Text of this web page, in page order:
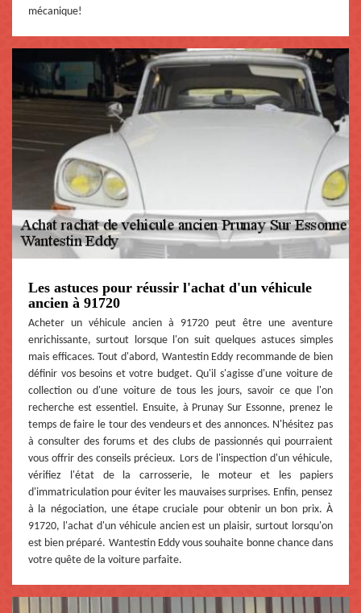
mécanique!
Les astuces pour réussir l'achat d'un véhicule
ancien à 91720
Acheter un véhicule ancien à 91720 peut être une aventure
enrichissante, surtout lorsque l'on suit quelques astuces simples
mais efficaces. Tout d'abord, Wantestin Eddy recommande de bien
définir vos besoins et votre budget. Qu'il s'agisse d'une voiture de
collection ou d'une voiture de tous les jours, savoir ce que l'on
recherche est essentiel. Ensuite, à Prunay Sur Essonne, prenez le
temps de faire le tour des vendeurs et des annonces. N'hésitez pas
à consulter des forums et des clubs de passionnés qui pourraient
vous offrir des conseils précieux. Lors de l'inspection d'un véhicule,
vérifiez l'état de la carrosserie, le moteur et les papiers
d'immatriculation pour éviter les mauvaises surprises. Enfin, pensez
à la négociation, une étape cruciale pour obtenir un bon prix. À
91720, l'achat d'un véhicule ancien est un plaisir, surtout lorsqu'on
est bien préparé. Wantestin Eddy vous souhaite bonne chance dans
votre quête de la voiture parfaite.